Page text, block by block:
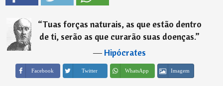
“Tuas forças naturais, as que estão dentro
de ti, serão as que curarão suas doenças.”
―Hipócrates
Facebook Twitter WhatsApp Imagem